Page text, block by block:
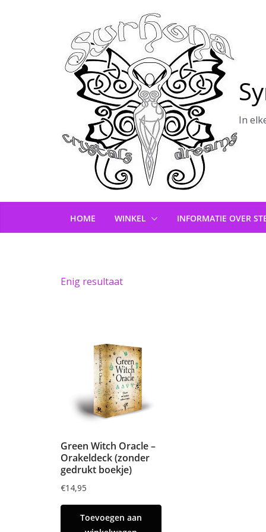
In
HOME WINKEL INFORMATIE OVER
Enig resultaat
Green Witch Oracle –
Orakeldeck (zonder
gedrukt boekje)
€14,95
Toevoegen aan